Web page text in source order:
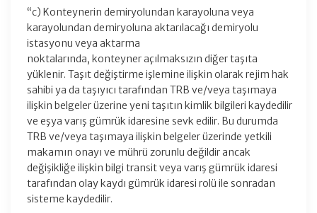
“c) Konteynerin demiryolundan karayoluna veya
karayolundan demiryoluna aktarılacağı demiryolu
istasyonu veya aktarma
noktalarında, konteyner açılmaksızın diğer taşıta
yüklenir. Taşıt değiştirme işlemine ilişkin olarak rejim hak
sahibi ya da taşıyıcı tarafından TRB ve/veya taşımaya
ilişkin belgeler üzerine yeni taşıtın kimlik bilgileri kaydedilir
ve eşya varış gümrük idaresine sevk edilir. Bu durumda
TRB ve/veya taşımaya ilişkin belgeler üzerinde yetkili
makamın onayı ve mührü zorunlu değildir ancak
değişikliğe ilişkin bilgi transit veya varış gümrük idaresi
tarafından olay kaydı gümrük idaresi rolü ile sonradan
sisteme kaydedilir.